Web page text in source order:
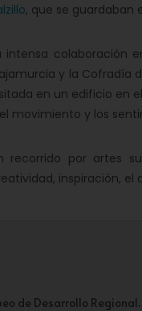
, que se guardaban
intensa colaboración
y la Cofradía
en un edificio en
movimiento y los
recorrido por artes
inspiración, el
de Desarrollo Regional.